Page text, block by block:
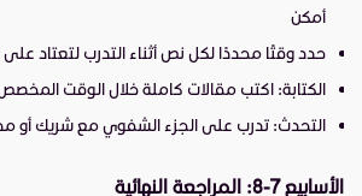
أمكن
حدد وقتًا محددًا لكل نص أثناء التدرب لتعتاد على
الكتابة: اكتب مقالات كاملة خلال الوقت
التحدث: تدرب على الجزء الشفوي مع شريك أو
الأسابيع 7-8: المراجعة النهائية